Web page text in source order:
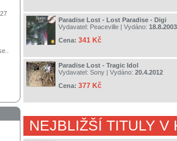
Paradise Lost - Lost Paradise - Digi
Vydavatel: Peaceville | Vydáno: 18.8.2003
Cena: 341 Kč
Paradise Lost - Tragic Idol
Vydavatel: Sony | Vydáno: 20.4.2012
Cena: 377 Kč
NEJBLIŽŠÍ TITULY V